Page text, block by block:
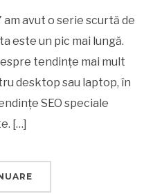
am avut o serie scurtă de
este un pic mai lungă.
tendințe mai mult
desktop sau laptop, în
SEO speciale
[…]